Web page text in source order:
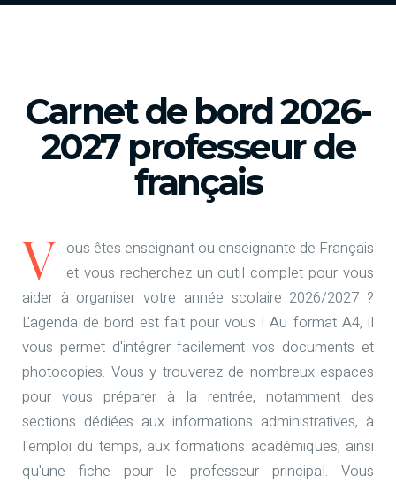
Carnet de bord 2026-
2027 professeur de
français
V ous êtes enseignant ou enseignante de Français
et vous recherchez un outil complet pour vous
aider à organiser votre année scolaire 2026/2027 ?
L'agenda de bord est fait pour vous ! Au format A4, il
vous permet d'intégrer facilement vos documents et
photocopies. Vous y trouverez de nombreux espaces
pour vous préparer à la rentrée, notamment des
sections dédiées aux informations administratives, à
l'emploi du temps, aux formations académiques, ainsi
qu'une fiche pour le professeur principal. Vous